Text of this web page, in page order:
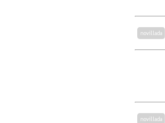
novillada
novillada